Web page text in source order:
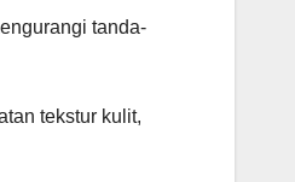
tanda-
tekstur kulit,